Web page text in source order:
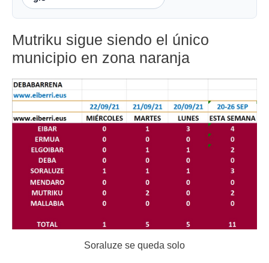
Mutriku sigue siendo el único
municipio en zona naranja
Soraluze se queda solo